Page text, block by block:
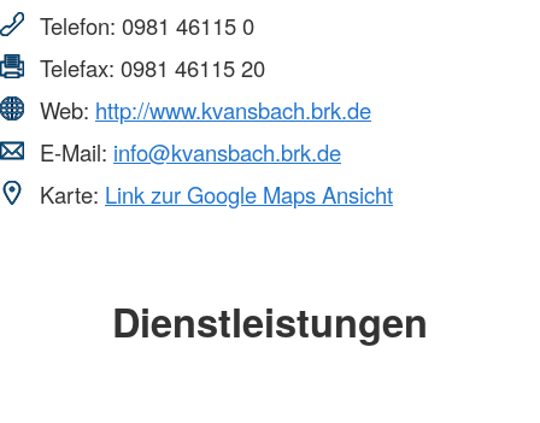
Telefon: 0981 46115 0
Telefax: 0981 46115 20
Web: http://www.kvansbach.brk.de
E-Mail: info@kvansbach.brk.de
Karte: Link zur Google Maps Ansicht
Dienstleistungen